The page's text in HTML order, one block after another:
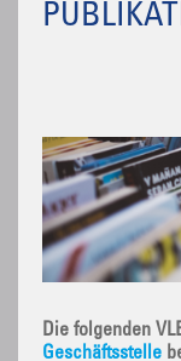
Die folgenden
Geschäftsstelle